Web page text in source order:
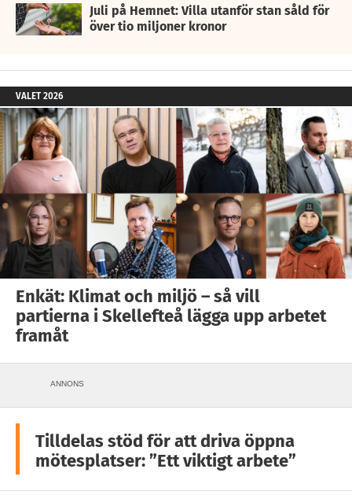
Juli på Hemnet: Villa utanför stan såld för
över tio miljoner kronor
VALET 2026
Enkät: Klimat och miljö – så vill
partierna i Skellefteå lägga upp arbetet
framåt
ANNONS
Tilldelas stöd för att driva öppna
mötesplatser: ”Ett viktigt arbete”